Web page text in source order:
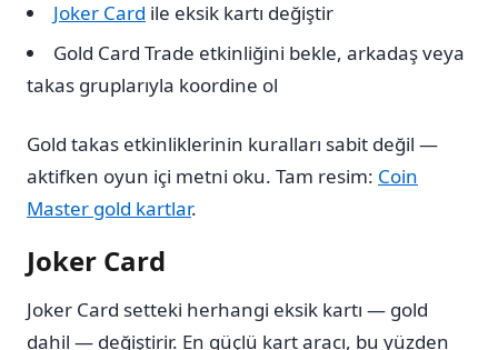
Joker Card ile eksik kartı değiştir
Gold Card Trade etkinliğini bekle, arkadaş veya
takas gruplarıyla koordine ol
Gold takas etkinliklerinin kuralları sabit değil —
aktifken oyun içi metni oku. Tam resim: Coin
Master gold kartlar.
Joker Card
Joker Card setteki herhangi eksik kartı — gold
dahil — değiştirir. En güçlü kart aracı, bu yüzden